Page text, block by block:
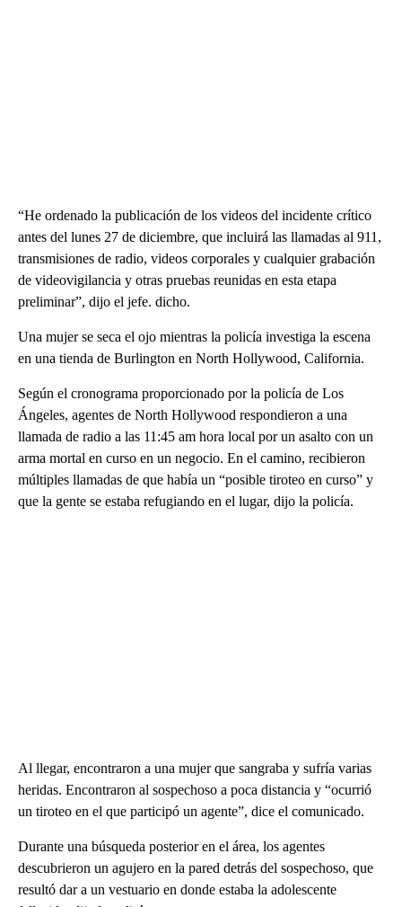
“He ordenado la publicación de los videos del incidente crítico
antes del lunes 27 de diciembre, que incluirá las llamadas al 911,
transmisiones de radio, videos corporales y cualquier grabación
de videovigilancia y otras pruebas reunidas en esta etapa
preliminar”, dijo el jefe. dicho.
Una mujer se seca el ojo mientras la policía investiga la escena
en una tienda de Burlington en North Hollywood, California.
Según el cronograma proporcionado por la policía de Los
Ángeles, agentes de North Hollywood respondieron a una
llamada de radio a las 11:45 am hora local por un asalto con un
arma mortal en curso en un negocio. En el camino, recibieron
múltiples llamadas de que había un “posible tiroteo en curso” y
que la gente se estaba refugiando en el lugar, dijo la policía.
Al llegar, encontraron a una mujer que sangraba y sufría varias
heridas. Encontraron al sospechoso a poca distancia y “ocurrió
un tiroteo en el que participó un agente”, dice el comunicado.
Durante una búsqueda posterior en el área, los agentes
descubrieron un agujero en la pared detrás del sospechoso, que
resultó dar a un vestuario en donde estaba la adolescente